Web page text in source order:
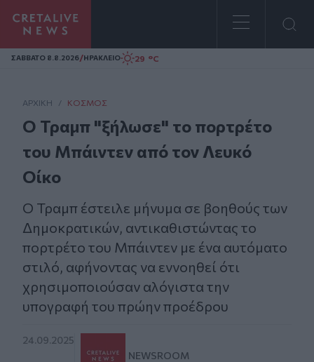
Homepage
ΣAΒΒΑΤΟ 8.8.2026/ΗΡΑΚΛΕΙΟ 29 °C
ΑΡΧΙΚΗ / ΚΌΣΜΟΣ
Ο Τραμπ "ξήλωσε" το πορτρέτο
του Μπάιντεν από τον Λευκό
Οίκο
Ο Τραμπ έστειλε μήνυμα σε βοηθούς των
Δημοκρατικών, αντικαθιστώντας το
πορτρέτο του Μπάιντεν με ένα αυτόματο
στιλό, αφήνοντας να εννοηθεί ότι
χρησιμοποιούσαν αλόγιστα την
υπογραφή του πρώην προέδρου
24.09.2025
NEWSROOM